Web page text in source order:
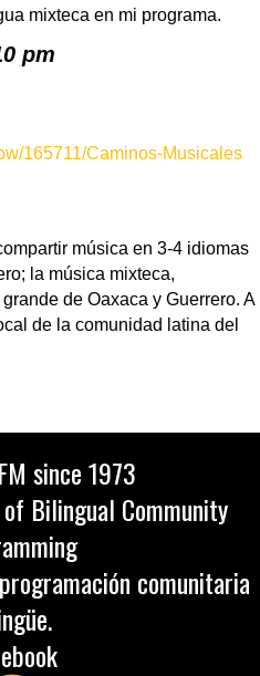
mixteca en mi programa.
pm
165711/Caminos-Musicales
música en 3-4 idiomas
la música mixteca,
de Oaxaca y Guerrero. A
de la comunidad latina del
since 1973
Bilingual Community
comunitaria